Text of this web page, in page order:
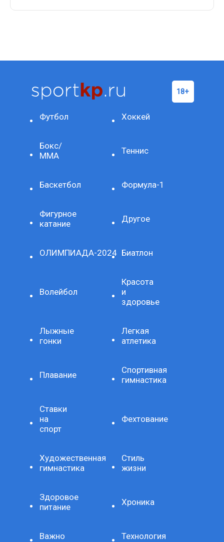
Футбол Хоккей
Бокс/
ММА
Теннис
Баскетбол Формула-1
Фигурное
катание
Другое
ОЛИМПИАДА-2024 Биатлон
Волейбол
Красота
и
здоровье
Лыжные
гонки
Легкая
атлетика
Плавание
Спортивная
гимнастика
Ставки
на
спорт
Фехтование
Художественная
гимнастика
Стиль
жизни
Здоровое
питание
Хроника
Важно Технология